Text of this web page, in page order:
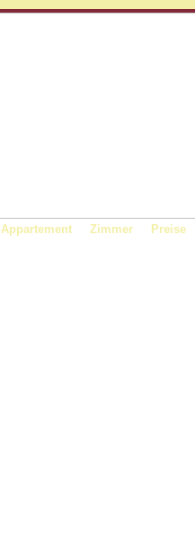
Appartement Zimmer Preise